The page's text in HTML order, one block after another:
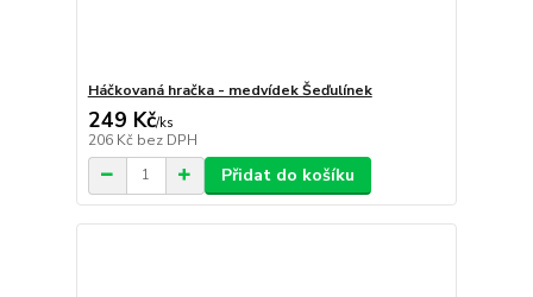
Háčkovaná hračka - medvídek Šeďulínek
249 Kč/ks
206 Kč bez DPH
Přidat do košíku